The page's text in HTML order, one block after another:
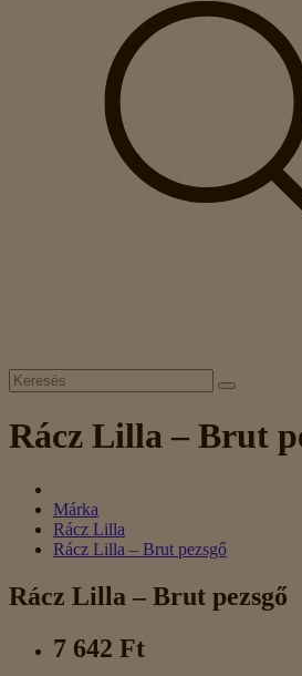
Rácz Lilla – Brut
Márka
Rácz Lilla
Rácz Lilla – Brut pezsgő
Rácz Lilla – Brut pezsgő
7 642 Ft